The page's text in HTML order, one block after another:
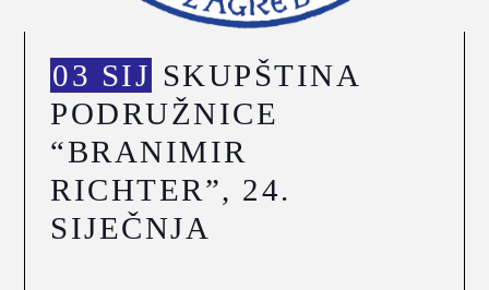
03 SIJ SKUPŠTINA
PODRUŽNICE
“BRANIMIR
RICHTER”, 24.
SIJEČNJA